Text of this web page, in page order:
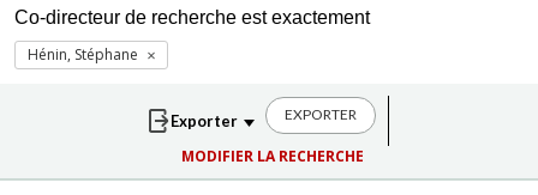
Co-directeur de recherche est exactement
Hénin, Stéphane
EXPORTER
MODIFIER LA RECHERCHE